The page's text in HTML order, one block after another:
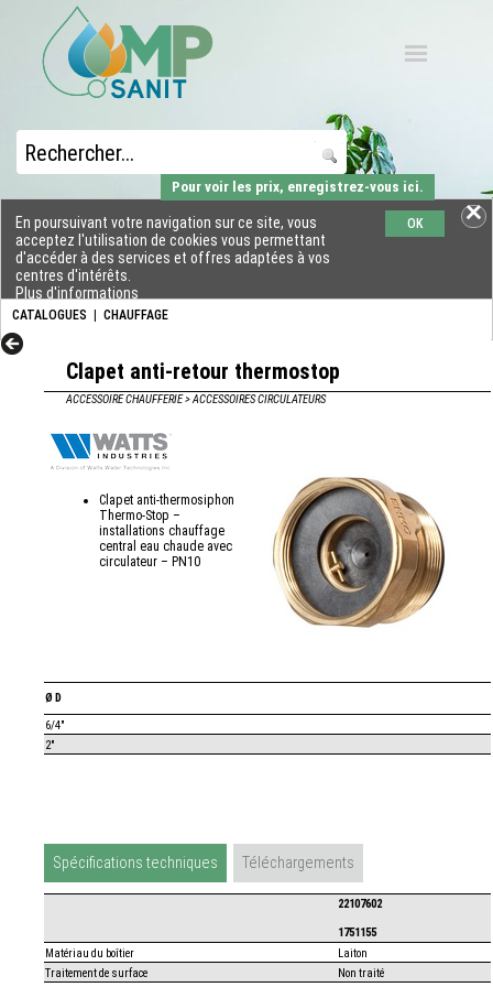
CATALOGUES CHAUFFAGE
En poursuivant votre navigation sur ce site, vous
acceptez l'utilisation de cookies vous permettant
d'accéder à des services et offres adaptées à vos
centres d'intérêts.
Plus d'informations
OK
Pour voir les prix, enregistrez-vous ici.